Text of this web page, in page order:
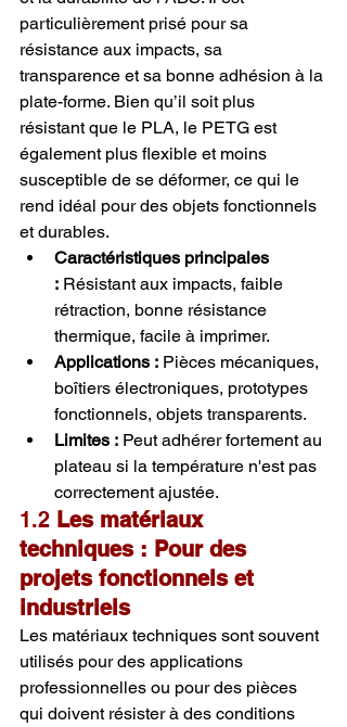
particulièrement prisé pour sa
résistance aux impacts, sa
transparence et sa bonne adhésion à la
plate-forme. Bien qu’il soit plus
résistant que le PLA, le PETG est
également plus flexible et moins
susceptible de se déformer, ce qui le
rend idéal pour des objets fonctionnels
et durables.
Caractéristiques principales
: Résistant aux impacts, faible
rétraction, bonne résistance
thermique, facile à imprimer.
Applications : Pièces mécaniques,
boîtiers électroniques, prototypes
fonctionnels, objets transparents.
Limites : Peut adhérer fortement au
plateau si la température n'est pas
correctement ajustée.
1.2 Les matériaux
techniques : Pour des
projets fonctionnels et
industriels
Les matériaux techniques sont souvent
utilisés pour des applications
professionnelles ou pour des pièces
qui doivent résister à des conditions